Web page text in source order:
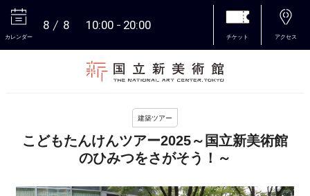
カレンダー
8 8 10:00 20:00
チケット アクセス
建築ツアー
こどもたんけんツアー2025～国立新美術館
のひみつをさがそう！～